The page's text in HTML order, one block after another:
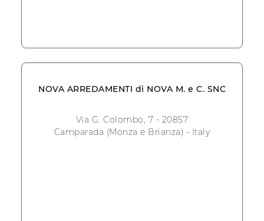
NOVA ARREDAMENTI di NOVA M. e C. SNC
Via G. Colombo, 7 - 20857
Camparada (Monza e Brianza) - Italy